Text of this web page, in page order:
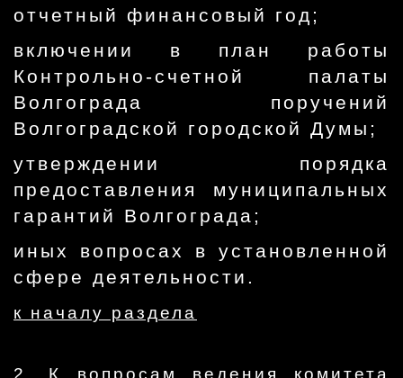
отчетный финансовый год;
включении в план работы
Контрольно-счетной палаты
Волгограда поручений
Волгоградской городской Думы;
утверждении порядка
предоставления муниципальных
гарантий Волгограда;
иных вопросах в установленной
сфере деятельности.
к началу раздела
2. К вопросам ведения комитета